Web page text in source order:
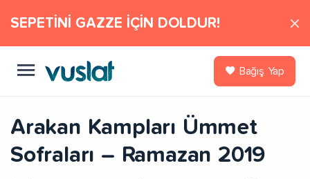
SEPETİNİ GAZZE İÇİN DOLDUR!
Bağış Yap
Arakan Kampları Ümmet
Sofraları – Ramazan 2019